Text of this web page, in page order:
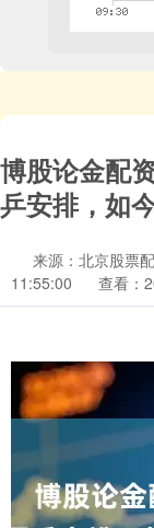
博股论金配
乒安排，如
来源：北京股票
11:55:00
查看：